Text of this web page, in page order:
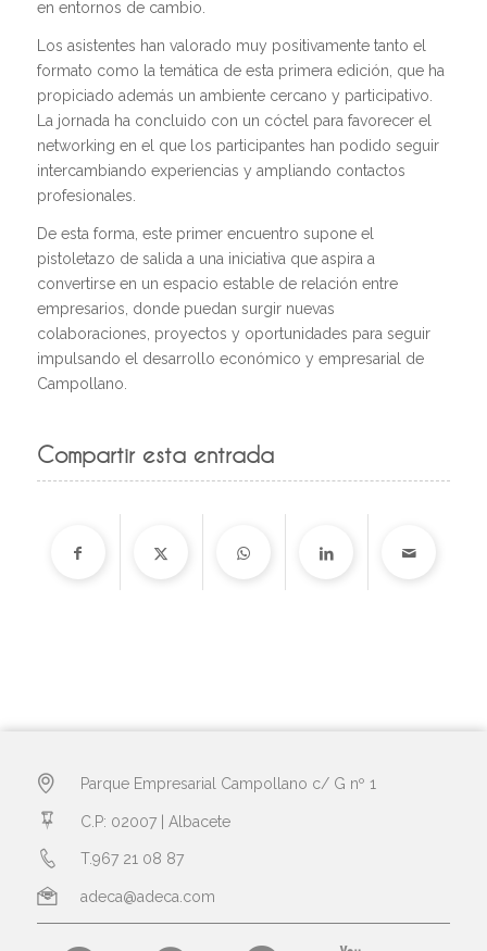
en entornos de cambio.
Los asistentes han valorado muy positivamente tanto el
formato como la temática de esta primera edición, que ha
propiciado además un ambiente cercano y participativo.
La jornada ha concluido con un cóctel para favorecer el
networking en el que los participantes han podido seguir
intercambiando experiencias y ampliando contactos
profesionales.
De esta forma, este primer encuentro supone el
pistoletazo de salida a una iniciativa que aspira a
convertirse en un espacio estable de relación entre
empresarios, donde puedan surgir nuevas
colaboraciones, proyectos y oportunidades para seguir
impulsando el desarrollo económico y empresarial de
Campollano.
Compartir esta entrada
Parque Empresarial Campollano c/ G nº 1
C.P: 02007 | Albacete
T.967 21 08 87
adeca@adeca.com